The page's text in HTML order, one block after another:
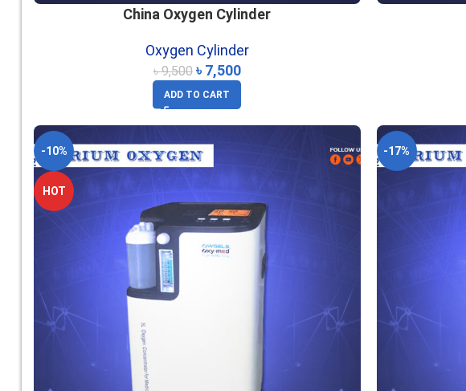
China Oxygen Cylinder
Oxygen Cylinder
৳9,500 ৳ 7,500
ADD TO CART
-10%
HOT
-17%